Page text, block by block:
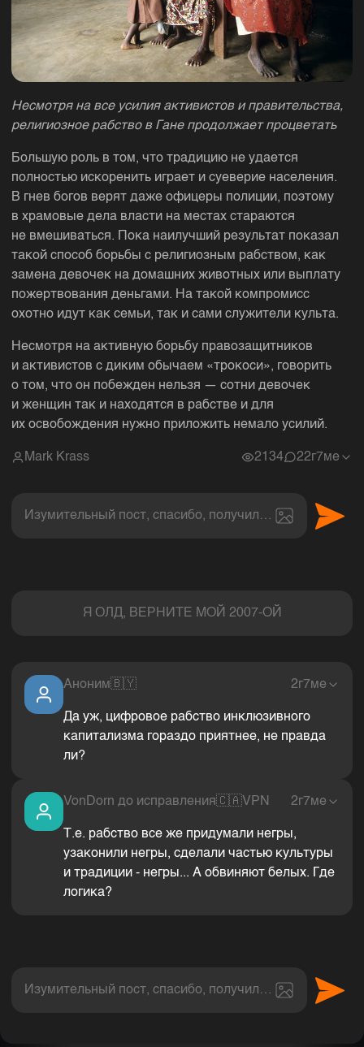
Несмотря на все усилия активистов и правительства,
религиозное рабство в Гане продолжает процветать
Большую роль в том, что традицию не удается
полностью искоренить играет и суеверие населения.
В гнев богов верят даже офицеры полиции, поэтому
в храмовые дела власти на местах стараются
не вмешиваться. Пока наилучший результат показал
такой способ борьбы с религиозным рабством, как
замена девочек на домашних животных или выплату
пожертвования деньгами. На такой компромисс
охотно идут как семьи, так и сами служители культа.
Несмотря на активную борьбу правозащитников
и активистов с диким обычаем «трокоси», говорить
о том, что он побежден нельзя — сотни девочек
и женщин так и находятся в рабстве и для
их освобождения нужно приложить немало усилий.
Mark Krass 2134 22г7ме
Изумительный пост, спасибо, получил величайшее
Я ОЛД, ВЕРНИТЕ МОЙ 2007-ОЙ
Аноним🇧🇾 2г7ме
Да уж, цифровое рабство инклюзивного
капитализма гораздо приятнее, не правда
ли?
VonDorn до исправления🇨🇦VPN 2г7ме
Т.е. рабство все же придумали негры,
узаконили негры, сделали частью культуры
и традиции - негры... А обвиняют белых. Где
логика?
Изумительный пост, спасибо, получил величайшее